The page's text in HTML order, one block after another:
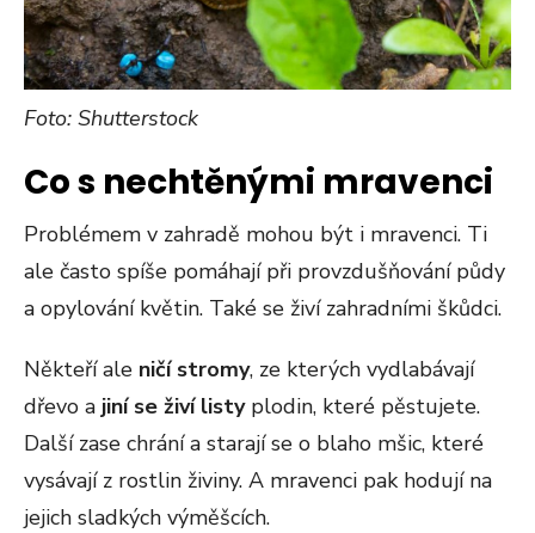
Foto: Shutterstock
Co s nechtěnými mravenci
Problémem v zahradě mohou být i mravenci. Ti
ale často spíše pomáhají při provzdušňování půdy
a opylování květin. Také se živí zahradními škůdci.
Někteří ale ničí stromy, ze kterých vydlabávají
dřevo a jiní se živí listyplodin, které pěstujete.
Další zase chrání a starají se o blaho mšic, které
vysávají z rostlin živiny. A mravenci pak hodují na
jejich sladkých výměšcích.